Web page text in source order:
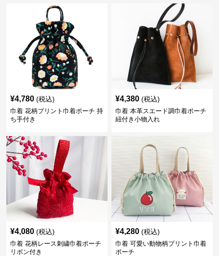
¥4,780 (税込)
巾着 花柄プリント巾着ポーチ 持
ち手付き
¥4,380 (税込)
巾着 本革スエード調巾着ポーチ
紐付き小物入れ
¥4,080 (税込)
巾着 花柄レース刺繍巾着ポーチ
リボン付き
¥4,280 (税込)
巾着 可愛い動物柄プリント巾着
ポーチ